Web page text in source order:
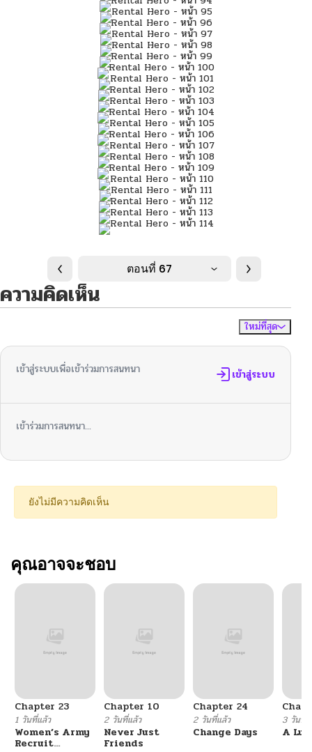
ตอนที่ 67
ความคิดเห็น
ใหม่ที่สุด
เข้าสู่ระบบเพื่อเข้าร่วมการสนทนา เข้าสู่ระบบ
เข้าร่วมการสนทนา...
ยังไม่มีความคิดเห็น
คุณอาจจะชอบ
Chapter 23
1 วันที่แล้ว
Women’s Army
Recruit
Chapter 10
2 วันที่แล้ว
Never Just
Friends
Chapter 24
2 วันที่แล้ว
Change Days
3 วันที่
A